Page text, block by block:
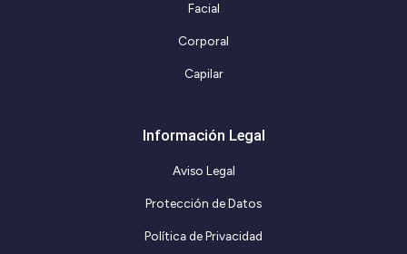
Facial
Corporal
Capilar
Información Legal
Aviso Legal
Protección de Datos
Política de Privacidad